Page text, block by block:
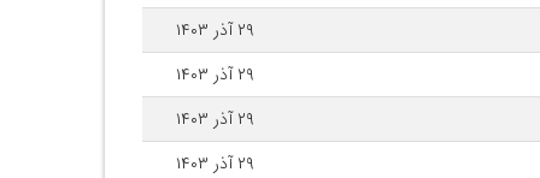
۲۹ آذر ۱۴۰۳
۲۹ آذر ۱۴۰۳
۲۹ آذر ۱۴۰۳
۲۹ آذر ۱۴۰۳